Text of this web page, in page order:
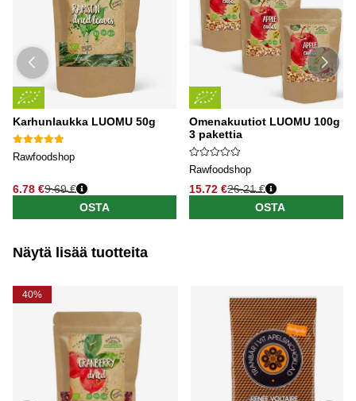
Karhunlaukka LUOMU 50g
Rawfoodshop
6.78 €9.69 €
OSTA
Omenakuutiot LUOMU 100g x
3 pakettia
Rawfoodshop
15.72 €26.21 €
OSTA
Näytä lisää tuotteita
40%